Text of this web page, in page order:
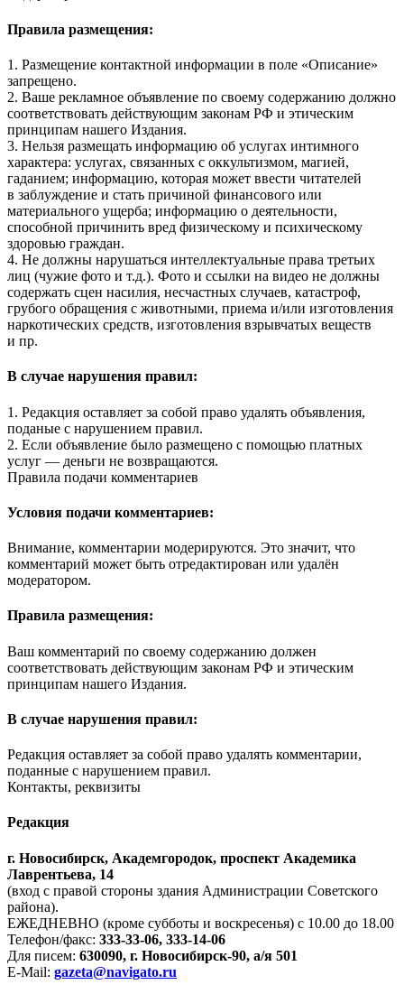
Правила размещения:
1. Размещение контактной информации в поле «Описание»
запрещено.
2. Ваше рекламное объявление по своему содержанию должно
соответствовать действующим законам РФ и этическим
принципам нашего Издания.
3. Нельзя размещать информацию об услугах интимного
характера: услугах, связанных с оккультизмом, магией,
гаданием; информацию, которая может ввести читателей
в заблуждение и стать причиной финансового или
материального ущерба; информацию о деятельности,
способной причинить вред физическому и психическому
здоровью граждан.
4. Не должны нарушаться интеллектуальные права третьих
лиц (чужие фото и т.д.). Фото и ссылки на видео не должны
содержать сцен насилия, несчастных случаев, катастроф,
грубого обращения с животными, приема и/или изготовления
наркотических средств, изготовления взрывчатых веществ
и пр.
В случае нарушения правил:
1. Редакция оставляет за собой право удалять объявления,
поданые с нарушением правил.
2. Если объявление было размещено с помощью платных
услуг — деньги не возвращаются.
Правила подачи комментариев
Условия подачи комментариев:
Внимание, комментарии модерируются. Это значит, что
комментарий может быть отредактирован или удалён
модератором.
Правила размещения:
Ваш комментарий по своему содержанию должен
соответствовать действующим законам РФ и этическим
принципам нашего Издания.
В случае нарушения правил:
Редакция оставляет за собой право удалять комментарии,
поданные с нарушением правил.
Контакты, реквизиты
Редакция
г. Новосибирск, Академгородок, проспект Академика
Лаврентьева, 14
(вход с правой стороны здания Администрации Советского
района).
ЕЖЕДНЕВНО (кроме субботы и воскресенья) с 10.00 до 18.00
Телефон/факс: 333-33-06, 333-14-06
Для писем: 630090, г. Новосибирск-90, а/я 501
E-Mail: gazeta@navigato.ru